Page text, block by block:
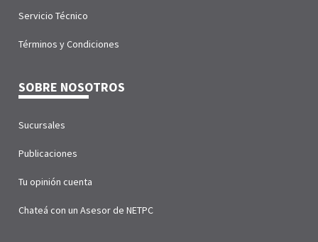
Servicio Técnico
Términos y Condiciones
SOBRE NOSOTROS
Sucursales
Publicaciones
Tu opinión cuenta
Chateá con un Asesor de NETPC